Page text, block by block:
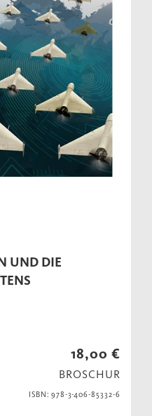
UND DIE
18,00 €
BROSCHUR
ISBN: 978-3-406-85332-6